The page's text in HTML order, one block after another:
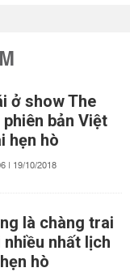
ở show The
bản Việt
hẹn hò
| 19/10/2018
là chàng trai
nhất lịch
hò